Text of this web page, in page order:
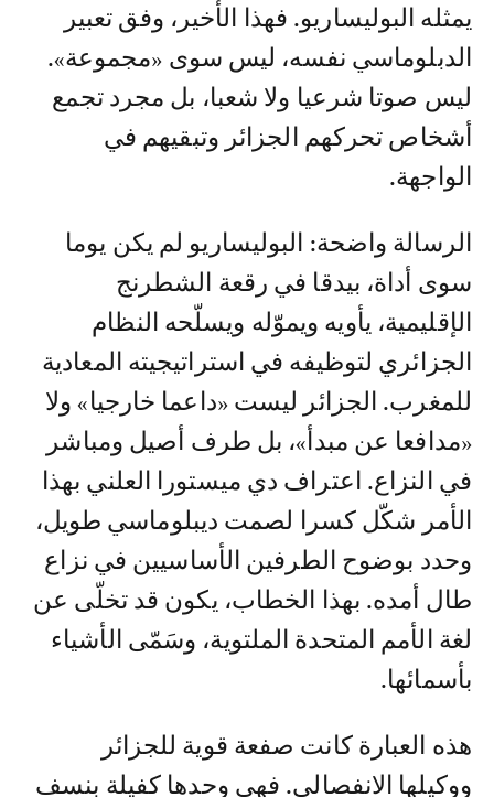
يمثله البوليساريو. فهذا الأخير، وفق تعبير
الدبلوماسي نفسه، ليس سوى «مجموعة».
ليس صوتا شرعيا ولا شعبا، بل مجرد تجمع
أشخاص تحركهم الجزائر وتبقيهم في
الواجهة.
الرسالة واضحة: البوليساريو لم يكن يوما
سوى أداة، بيدقا في رقعة الشطرنج
الإقليمية، يأويه ويموّله ويسلّحه النظام
الجزائري لتوظيفه في استراتيجيته المعادية
للمغرب. الجزائر ليست «داعما خارجيا» ولا
«مدافعا عن مبدأ»، بل طرف أصيل ومباشر
في النزاع. اعتراف دي ميستورا العلني بهذا
الأمر شكّل كسرا لصمت ديبلوماسي طويل،
وحدد بوضوح الطرفين الأساسيين في نزاع
طال أمده. بهذا الخطاب، يكون قد تخلّى عن
لغة الأمم المتحدة الملتوية، وسَمّى الأشياء
بأسمائها.
هذه العبارة كانت صفعة قوية للجزائر
ووكيلها الانفصالي. فهي وحدها كفيلة بنسف